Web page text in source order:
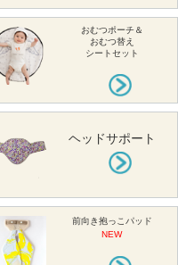
おむつポーチ＆
おむつ替え
シートセット
ヘッドサポート
前向き抱っこパッド
NEW